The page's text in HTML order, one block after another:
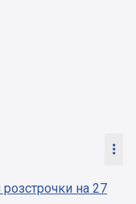

на 27